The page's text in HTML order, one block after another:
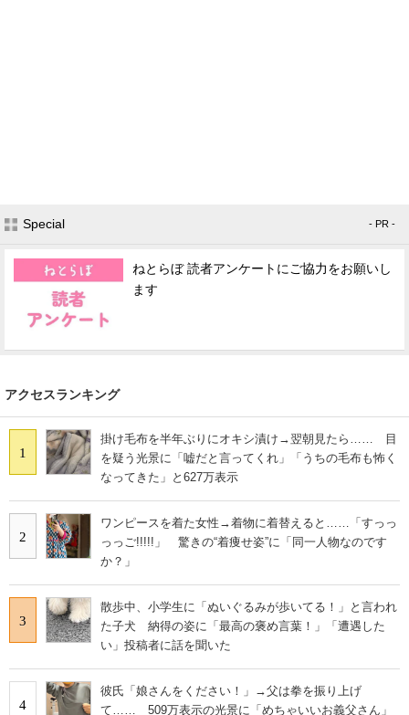
Special - PR -
ねとらぼ 読者アンケートにご協力をお願いし
ます
アクセスランキング
1
掛け毛布を半年ぶりにオキシ漬け→翌朝見たら…… 目
を疑う光景に「嘘だと言ってくれ」「うちの毛布も怖く
なってきた」と627万表示
2
ワンピースを着た女性→着物に着替えると……「すっっ
っっご!!!!!」 驚きの“着痩せ姿”に「同一人物なのです
か？」
3
散歩中、小学生に「ぬいぐるみが歩いてる！」と言われ
た子犬 納得の姿に「最高の褒め言葉！」「遭遇した
い」投稿者に話を聞いた
4
彼氏「娘さんをください！」→父は拳を振り上げ
て…… 509万表示の光景に「めちゃいいお義父さん」